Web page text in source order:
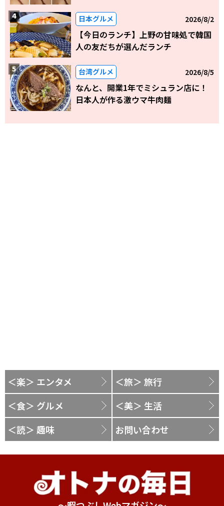
日本グルメ 2026/8/2
【今日のランチ】上野の甘味処で韓国
人の友だちが選んだランチ
台湾グルメ 2026/8/5
なんと、開業1年でミシュラン店に！
日本人が作る激ウマ牛肉麺
＜楽＞ エンタメ
＜旅＞ 旅行
＜食＞ グルメ
＜美＞ 生活
＜読＞ 趣味
お問い合わせ